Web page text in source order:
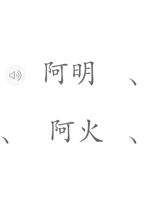
阿明
、
、 阿火
、